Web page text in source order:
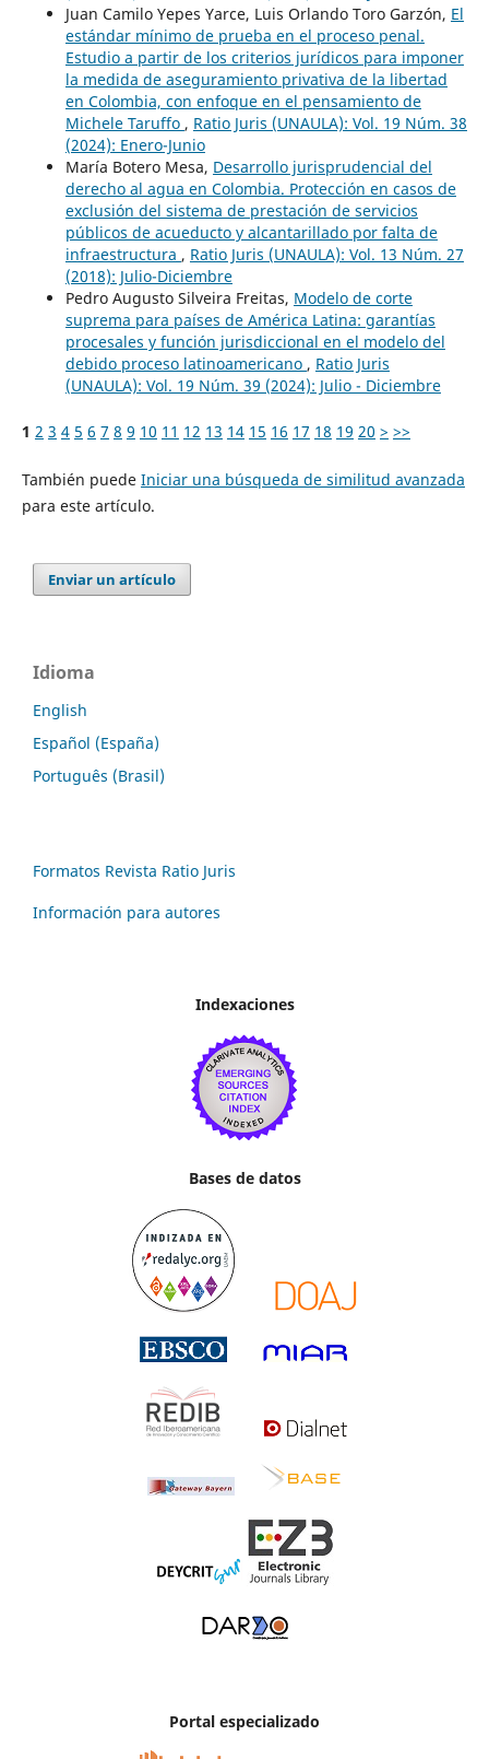
Juan Camilo Yepes Yarce, Luis Orlando Toro Garzón, El
estándar mínimo de prueba en el proceso penal.
Estudio a partir de los criterios jurídicos para imponer
la medida de aseguramiento privativa de la libertad
en Colombia, con enfoque en el pensamiento de
Michele Taruffo , Ratio Juris (UNAULA): Vol. 19 Núm. 38
(2024): Enero-Junio
María Botero Mesa, Desarrollo jurisprudencial del
derecho al agua en Colombia. Protección en casos de
exclusión del sistema de prestación de servicios
públicos de acueducto y alcantarillado por falta de
infraestructura , Ratio Juris (UNAULA): Vol. 13 Núm. 27
(2018): Julio-Diciembre
Pedro Augusto Silveira Freitas, Modelo de corte
suprema para países de América Latina: garantías
procesales y función jurisdiccional en el modelo del
debido proceso latinoamericano , Ratio Juris
(UNAULA): Vol. 19 Núm. 39 (2024): Julio - Diciembre
1 2 3 4 5 6 7 8 9 10 11 12 13 14 15 16 17 18 19 20 > >>
También puede Iniciar una búsqueda de similitud avanzada
para este artículo.
Enviar un artículo
Idioma
English
Español (España)
Português (Brasil)
Formatos Revista Ratio Juris
Información para autores
Indexaciones
Bases de datos
Portal especializado